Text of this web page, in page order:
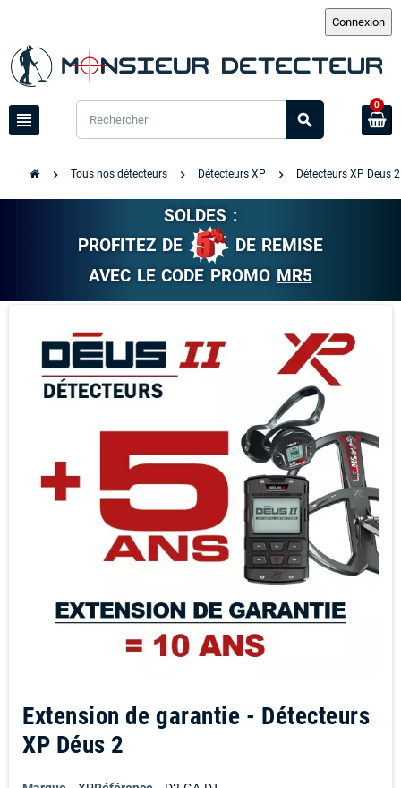
view_headline search
0
chevron_right Tous nos détecteurs chevron_right Détecteurs XP chevron_right Détecteurs XP Deus
SOLDES :
PROFITEZ DE
DE REMISE
AVEC LE CODE PROMO MR5
Extension de garantie - Détecteurs
XP Déus 2